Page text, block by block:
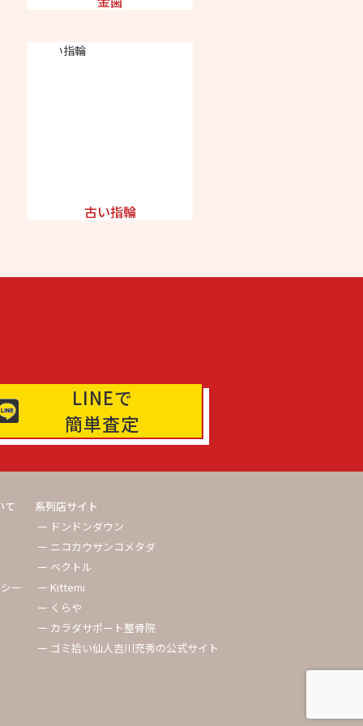
古い指輪
LINEで
簡単査定
て
ー
系列店サイト
ー ドンドンダウン
ー ニコカウサンコメタダ
ー ベクトル
ー Kittemi
ー くらや
ー カラダサポート整骨院
ー ゴミ拾い仙人吉川充秀の公式サイト